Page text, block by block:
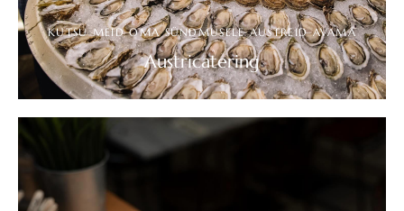
KUTSU MEID OMA SÜNDMUSELE AUSTREID AVAMA
Austricatering
UURI ROHKEM